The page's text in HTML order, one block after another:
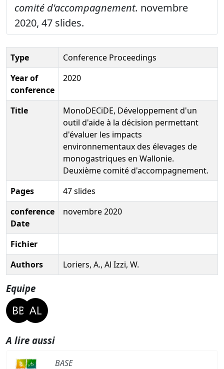
comité d'accompagnement. novembre
2020, 47 slides.
Type
Conference Proceedings
Year of
conference
2020
Title
MonoDECiDE, Développement d'un
outil d'aide à la décision permettant
d'évaluer les impacts
environnementaux des élevages de
monogastriques en Wallonie.
Deuxième comité d'accompagnement.
Pages
47 slides
conference
Date
novembre 2020
Fichier
Authors
Loriers, A., Al Izzi, W.
Equipe
A lire aussi
BASE